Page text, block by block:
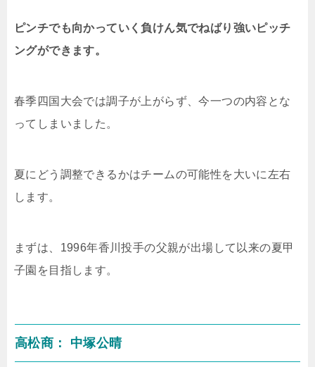
ピンチでも向かっていく負けん気でねばり強いピッチ
ングができます。
春季四国大会では調子が上がらず、今一つの内容とな
ってしまいました。
夏にどう調整できるかはチームの可能性を大いに左右
します。
まずは、 1996年香川投手の父親が出場して以来の夏甲
子園を目指します。
高松商： 中塚公晴